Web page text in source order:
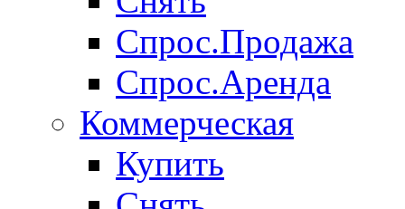
Спрос.Продажа
Спрос.Аренда
Коммерческая
Купить